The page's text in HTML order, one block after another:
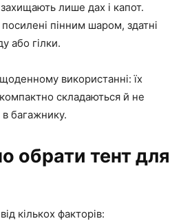
захищають лише дах і капот.
посилені пінним шаром, здатні
або гілки.
використанні: їх
складаються й не
багажнику.
обрати тент для
кількох факторів: